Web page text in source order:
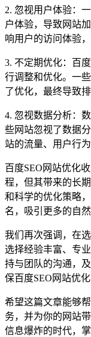
2. 忽视用户体验：
户体验，导致网站
响用户的访问体验
3. 不定期优化：百
行调整和优化。一
了优化，最终导致排
4. 忽视数据分析：
些网站忽视了数据
站的流量、用户行
百度SEO网站优化
程，但其带来的长
和科学的优化策略
名，吸引更多的自
我们再次强调，在
选择经验丰富、专
持与团队的沟通，
保百度SEO网站优
希望这篇文章能够
务，并为你的网站
信息爆炸的时代，